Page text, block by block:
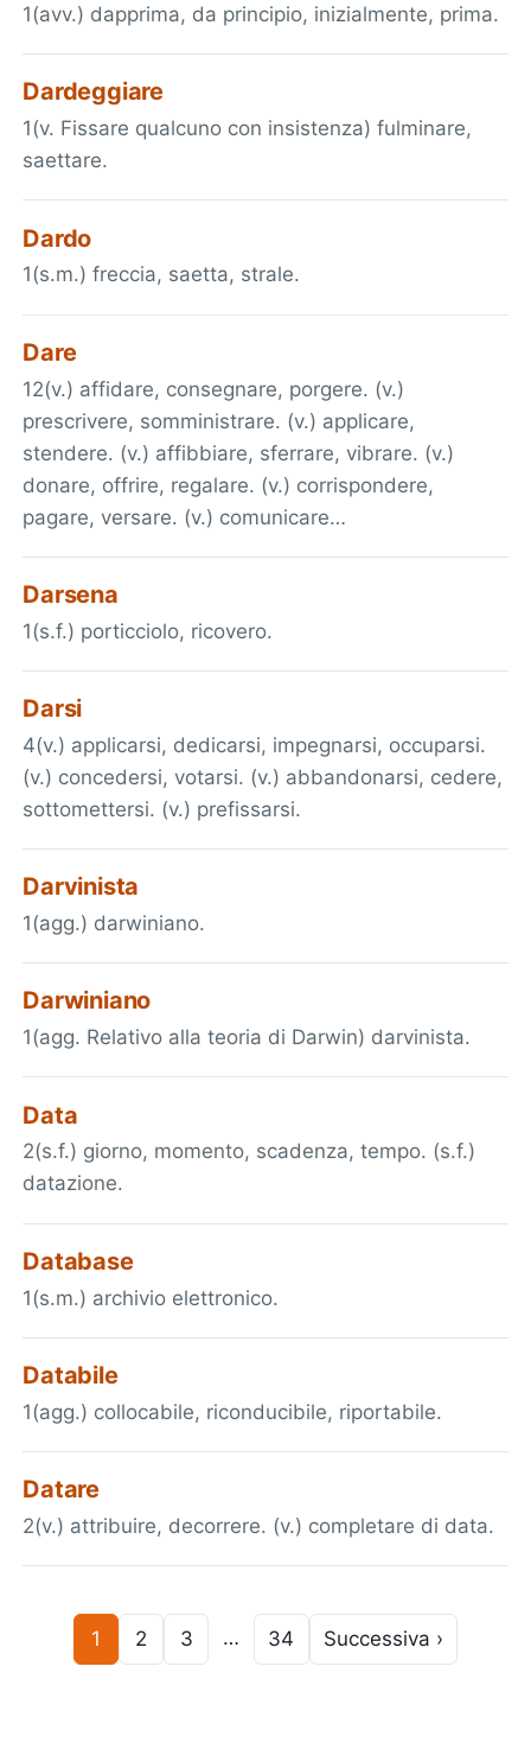
1(avv.) dapprima, da principio, inizialmente, prima.
Dardeggiare
1(v. Fissare qualcuno con insistenza) fulminare,
saettare.
Dardo
1(s.m.) freccia, saetta, strale.
Dare
12(v.) affidare, consegnare, porgere. (v.)
prescrivere, somministrare. (v.) applicare,
stendere. (v.) affibbiare, sferrare, vibrare. (v.)
donare, offrire, regalare. (v.) corrispondere,
pagare, versare. (v.) comunicare…
Darsena
1(s.f.) porticciolo, ricovero.
Darsi
4(v.) applicarsi, dedicarsi, impegnarsi, occuparsi.
(v.) concedersi, votarsi. (v.) abbandonarsi, cedere,
sottomettersi. (v.) prefissarsi.
Darvinista
1(agg.) darwiniano.
Darwiniano
1(agg. Relativo alla teoria di Darwin) darvinista.
Data
2(s.f.) giorno, momento, scadenza, tempo. (s.f.)
datazione.
Database
1(s.m.) archivio elettronico.
Databile
1(agg.) collocabile, riconducibile, riportabile.
Datare
2(v.) attribuire, decorrere. (v.) completare di data.
1 2 3 … 34 Successiva ›